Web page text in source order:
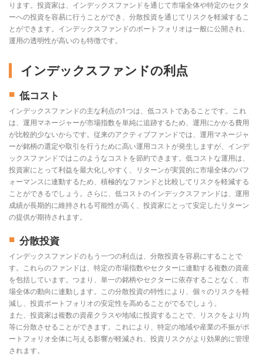
ります。投資家は、インデックスファンドを通じて市場全体や特定のセクタ
ーへの投資を容易に行うことができ、分散投資を通じてリスクを軽減するこ
とができます。インデックスファンドのポートフォリオは一般に公開され、
運用の透明性が高いのも特徴です。
インデックスファンドの利点
低コスト
インデックスファンドの主な利点の1つは、低コストであることです。これ
は、運用マネージャーが市場指数を単純に追跡するため、運用にかかる費用
が比較的少ないからです。従来のアクティブファンドでは、運用マネージャ
ーが銘柄の選定や取引を行うために高い運用コストが発生しますが、インデ
ックスファンドではこのようなコストを節約できます。低コストな運用は、
投資家にとって利益を最大化しやすく、リターンが実質的に市場全体のパフ
ォーマンスに連動するため、積極的なファンドと比較してリスクを軽減する
ことができるでしょう。さらに、低コストのインデックスファンドは、運用
成績が長期的に維持される可能性が高く、投資家にとって安定したリターン
の提供が期待されます。
分散投資
インデックスファンドのもう一つの利点は、分散投資を容易にすることで
す。これらのファンドは、特定の市場指数やセクターに連動する複数の資産
を包括しています。つまり、単一の銘柄やセクターに依存することなく、市
場全体の動向に連動します。この分散投資の特性により、個々のリスクを軽
減し、投資ポートフォリオの安定性を高めることがでるでしょう。
また、投資家は複数の資産クラスや地域に投資することで、リスクをより均
等に分散させることができます。これにより、特定の地域や産業の不振がポ
ートフォリオ全体に与える影響が軽減され、投資リスクがより効果的に管理
されます。